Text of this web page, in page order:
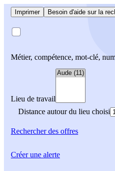
Imprimer Besoin d'aide sur la
Métier, compétence, mot-clé,
Lieu de travail
Distance autour du lieu choisi
Rechercherdes offres
Créer une alerte